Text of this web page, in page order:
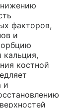
факторов,
и
кальция,
костной
и